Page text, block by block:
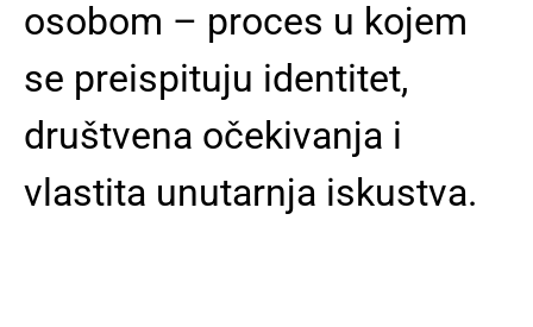
osobom – proces u kojem
se preispituju identitet,
društvena očekivanja i
vlastita unutarnja iskustva.